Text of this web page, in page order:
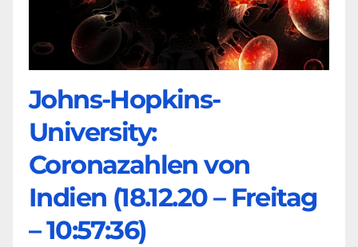
Johns-Hopkins-
University:
Coronazahlen von
Indien (18.12.20 – Freitag
– 10:57:36)